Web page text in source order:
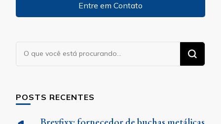
Entre em Contato
Procurando
POSTS RECENTES